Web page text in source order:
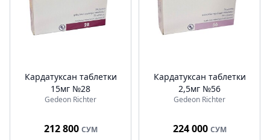
Кардатуксан таблетки
15мг №28
Gedeon Richter
212 800 СУМ
Кардатуксан таблетки
2,5мг №56
Gedeon Richter
224 000 СУМ